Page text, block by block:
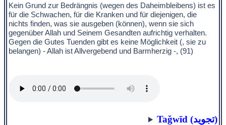
Kein Grund zur Bedrängnis (wegen des Daheimbleibens) ist es
für die Schwachen, für die Kranken und für diejenigen, die
nichts finden, was sie ausgeben (können), wenn sie sich
gegenüber Allah und Seinem Gesandten aufrichtig verhalten.
Gegen die Gutes Tuenden gibt es keine Möglichkeit (, sie zu
belangen) - Allah ist Allvergebend und Barmherzig -, (91)
Taǧwīd (تجويد)